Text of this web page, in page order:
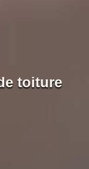
toiture